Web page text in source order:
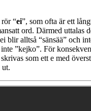
“ei”, som ofta är ett
ord. Därmed uttalas
blir alltså “sänsää” och
”kejko”. För
som ett e med
ut.